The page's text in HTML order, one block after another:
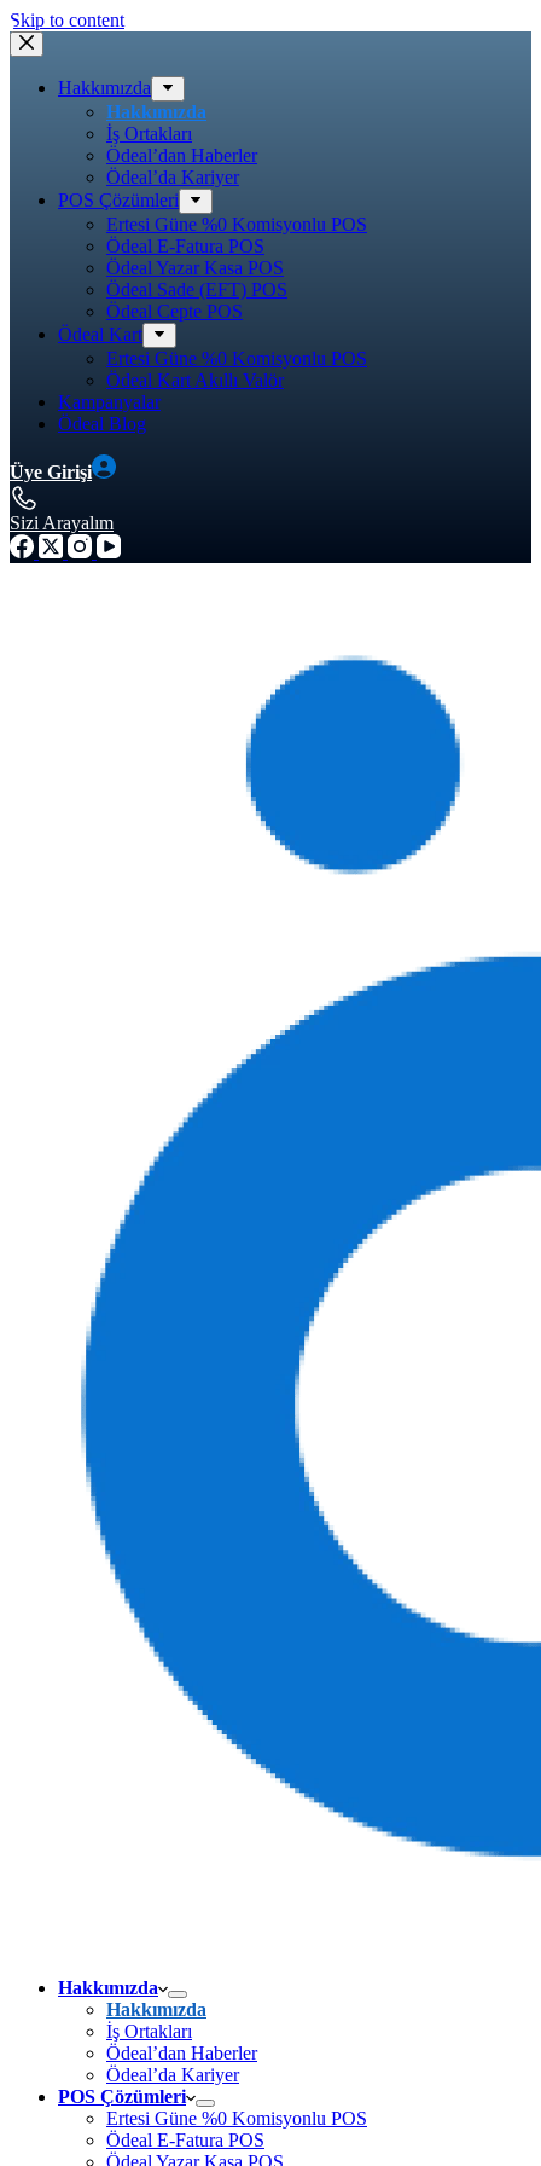
Skip to content
Hakkımızda
Hakkımızda
İş Ortakları
Ödeal’dan Haberler
Ödeal’da Kariyer
POS Çözümleri
Ertesi Güne %0 Komisyonlu POS
Ödeal E-Fatura POS
Ödeal Yazar Kasa POS
Ödeal Sade (EFT) POS
Ödeal Cepte POS
Ödeal Kart
Ertesi Güne %0 Komisyonlu POS
Ödeal Kart Akıllı Valör
Kampanyalar
Ödeal Blog
Üye Girişi
Sizi Arayalım
Hakkımızda
Hakkımızda
İş Ortakları
Ödeal’dan Haberler
Ödeal’da Kariyer
POS Çözümleri
Ertesi Güne %0 Komisyonlu POS
Ödeal E-Fatura POS
Ödeal Yazar Kasa POS